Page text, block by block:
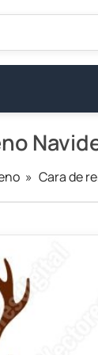
» Cara de